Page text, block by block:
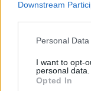
Downstream
Personal
I want to opt-
personal data.
Opted In